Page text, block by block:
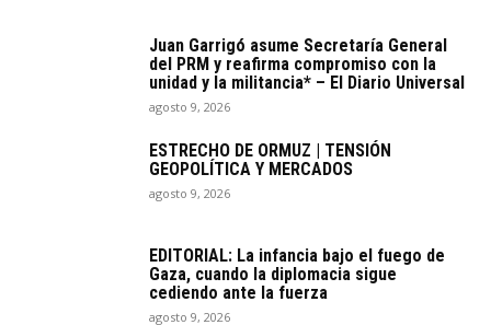
Juan Garrigó asume Secretaría General
del PRM y reafirma compromiso con la
unidad y la militancia* – El Diario Universal
agosto 9, 2026
ESTRECHO DE ORMUZ | TENSIÓN
GEOPOLÍTICA Y MERCADOS
agosto 9, 2026
EDITORIAL: La infancia bajo el fuego de
Gaza, cuando la diplomacia sigue
cediendo ante la fuerza
agosto 9, 2026